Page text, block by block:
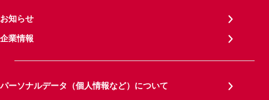
お知らせ
企業情報
パーソナルデータ（個人情報など）について